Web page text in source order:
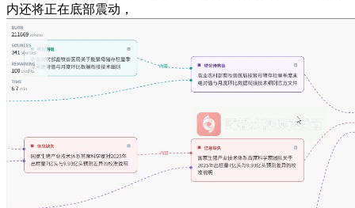
内还将正在底部震动，